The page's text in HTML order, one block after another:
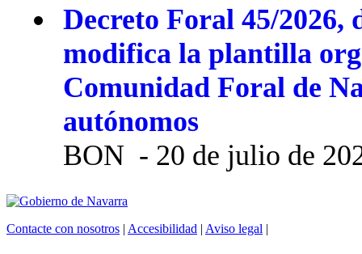
Decreto Foral 45/2026,
modifica la plantilla
Comunidad Foral de
autónomos
BON - 20 de julio de
Contacte con nosotros | Accesibilidad | Aviso legal |